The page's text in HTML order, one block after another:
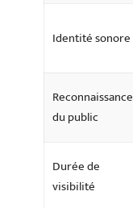
Identité sonore
Reconnaissance
du public
Durée de
visibilité